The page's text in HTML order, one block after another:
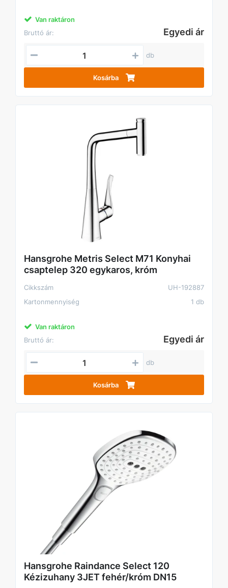
Van raktáron
Bruttó ár:
Egyedi ár
db
Kosárba
Hansgrohe Metris Select M71 Konyhai
csaptelep 320 egykaros, króm
Cikkszám
UH-192887
Kartonmennyiség
1 db
Van raktáron
Bruttó ár:
Egyedi ár
db
Kosárba
Hansgrohe Raindance Select 120
Kézizuhany 3JET fehér/króm DN15